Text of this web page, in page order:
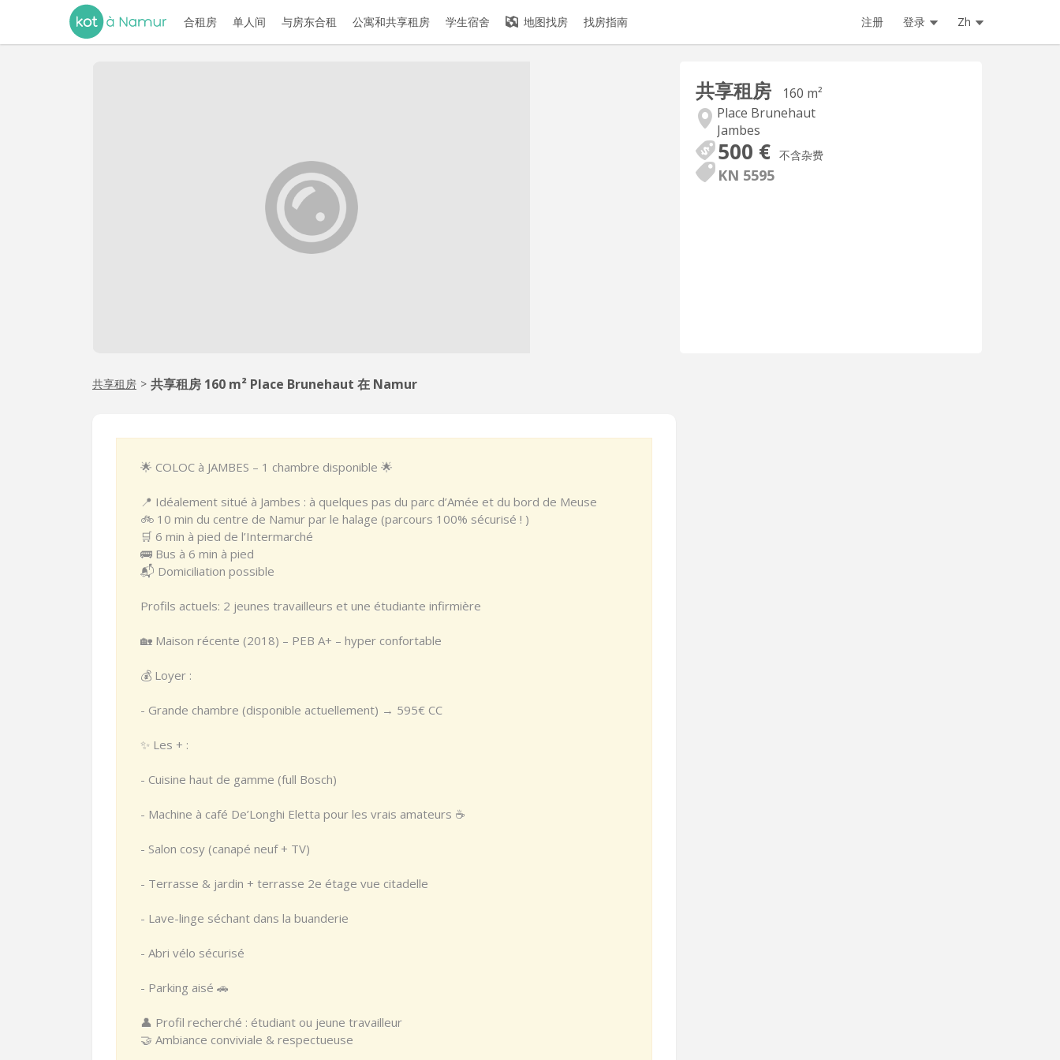
合租房 单人间 与房东合租 公寓和共享租房 学生宿舍 地图找房 找房指南 注册 登录 Zh
共享租房
160 m²
Place Brunehaut
Jambes
500 € 不含杂费
KN 5595
共享租房 > 共享租房 160 m² Place Brunehaut 在 Namur
🌟 COLOC à JAMBES – 1 chambre disponible 🌟
📍 Idéalement situé à Jambes : à quelques pas du parc d’Amée et du bord de Meuse
🚲 10 min du centre de Namur par le halage (parcours 100% sécurisé ! )
🛒 6 min à pied de l’Intermarché
🚌 Bus à 6 min à pied
📬 Domiciliation possible
Profils actuels: 2 jeunes travailleurs et une étudiante infirmière
🏡 Maison récente (2018) – PEB A+ – hyper confortable
💰 Loyer :
- Grande chambre (disponible actuellement) → 595€ CC
✨ Les + :
- Cuisine haut de gamme (full Bosch)
- Machine à café De’Longhi Eletta pour les vrais amateurs ☕
- Salon cosy (canapé neuf + TV)
- Terrasse & jardin + terrasse 2e étage vue citadelle
- Lave-linge séchant dans la buanderie
- Abri vélo sécurisé
- Parking aisé 🚗
👤 Profil recherché : étudiant ou jeune travailleur
🤝 Ambiance conviviale & respectueuse